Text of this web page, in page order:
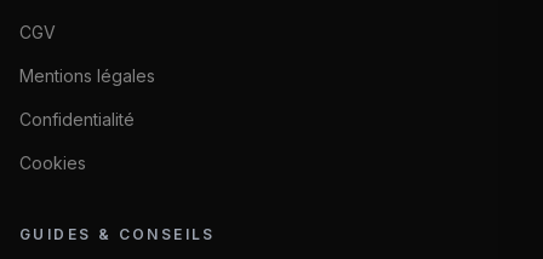
CGV
Mentions légales
Confidentialité
Cookies
GUIDES & CONSEILS